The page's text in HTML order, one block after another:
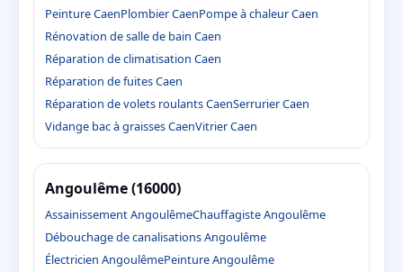
Peinture CaenPlombier CaenPompe à chaleur Caen
Rénovation de salle de bain Caen
Réparation de climatisation Caen
Réparation de fuites Caen
Réparation de volets roulants CaenSerrurier Caen
Vidange bac à graisses CaenVitrier Caen
Angoulême (16000)
Assainissement AngoulêmeChauffagiste Angoulême
Débouchage de canalisations Angoulême
Électricien AngoulêmePeinture Angoulême